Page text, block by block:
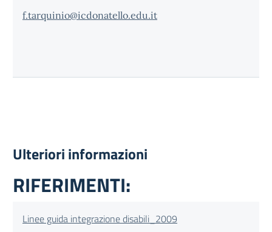
f.tarquinio@icdonatello.edu.it
Ulteriori informazioni
RIFERIMENTI:
Linee guida integrazione disabili_2009